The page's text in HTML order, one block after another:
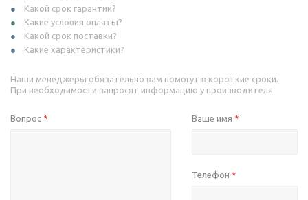
Какой срок гарантии?
Какие условия оплаты?
Какой срок поставки?
Какие характеристики?
Наши менеджеры обязательно вам помогут в короткие сроки.
При необходимости запросят информацию у производителя.
Вопрос * Ваше имя *
Телефон *